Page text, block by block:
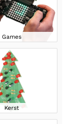
Games
Kerst